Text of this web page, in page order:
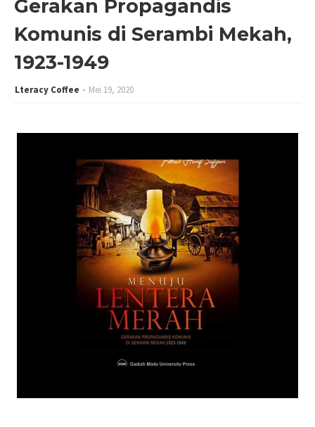
Gerakan Propagandis
Komunis di Serambi Mekah,
1923-1949
Lteracy Coffee Mei 19, 2020